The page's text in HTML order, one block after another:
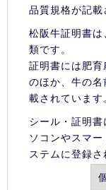
品質規格が記載
松阪牛証明書
類です。
証明書には肥
のほか、牛の
載されています
シール・証明
ソコンやスマ
ステムに登録さ